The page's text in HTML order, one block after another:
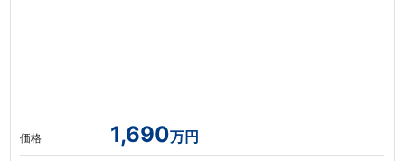
価格 1,690万円